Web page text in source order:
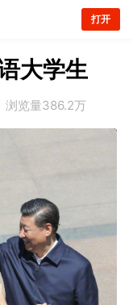
打开
大学生
浏览量386.2万